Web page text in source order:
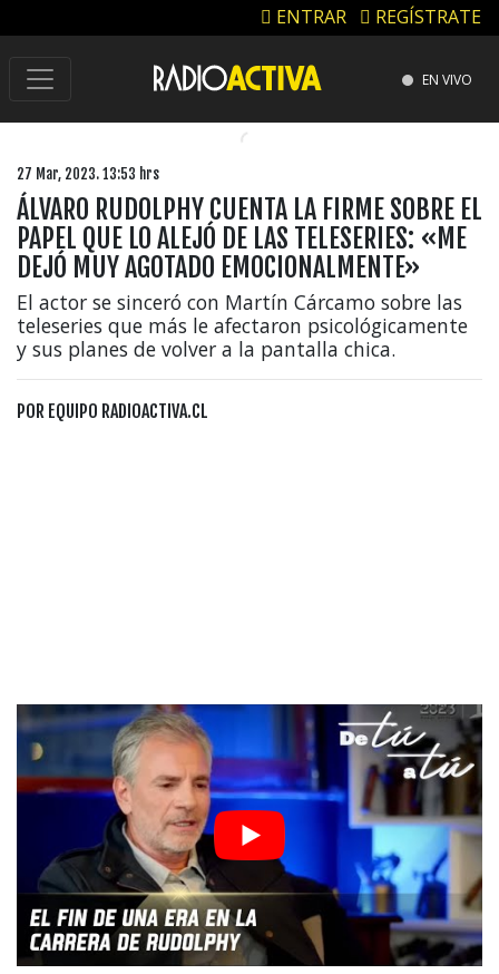
ENTRAR REGÍSTRATE
EN VIVO
27 Mar, 2023. 13:53 hrs
ÁLVARO RUDOLPHY CUENTA LA FIRME SOBRE EL
PAPEL QUE LO ALEJÓ DE LAS TELESERIES: «ME
DEJÓ MUY AGOTADO EMOCIONALMENTE»
El actor se sinceró con Martín Cárcamo sobre las
teleseries que más le afectaron psicológicamente
y sus planes de volver a la pantalla chica.
POR EQUIPO RADIOACTIVA.CL